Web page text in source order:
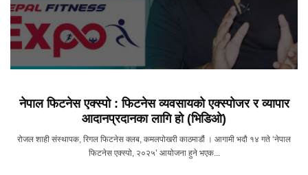
नेपाल फिटनेस एक्स्पो : फिटनेस व्यवसायको एक्स्पोजर र व्यापार
आदानप्रदानका लागि हो (भिडिओ)
रोजल शाही संस्थापक, रिगल फिटनेस क्लब, कमलपोखरी काठमाडौं । आगामी भदौ १४ गते ‘नेपाल
फिटनेस एक्स्पो, २०२५’ आयोजना हुने भएक...